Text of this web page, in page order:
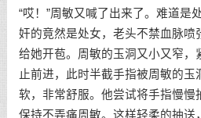
“哎！”周敏又喊了出来了。难道是
奸的竟然是处女，老头不禁血脉喷
给她开苞。周敏的玉洞又小又窄，
止前进，此时半截手指被周敏的玉
软，非常舒服。他尝试将手指慢慢
保持不弄痛周敏。这样轻柔的抽送